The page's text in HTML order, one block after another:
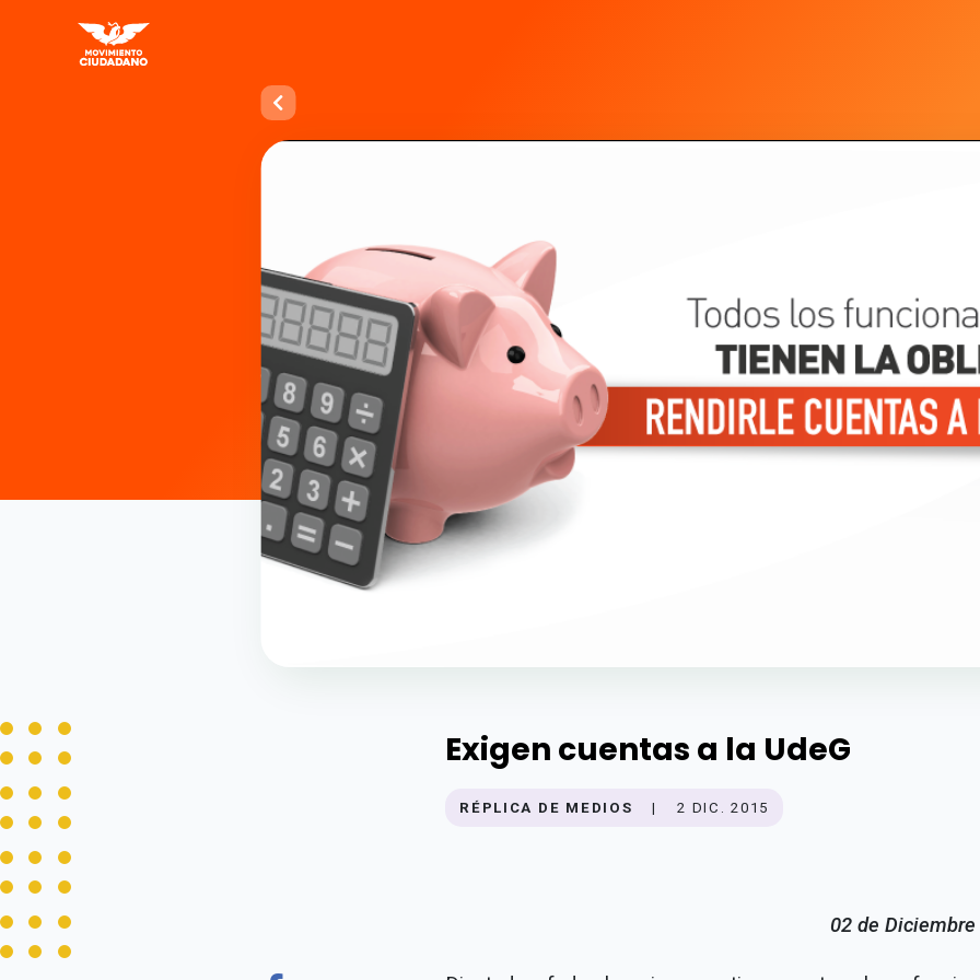
Exigen cuentas a la UdeG
RÉPLICA DE MEDIOS | 2 DIC. 2015
02 de